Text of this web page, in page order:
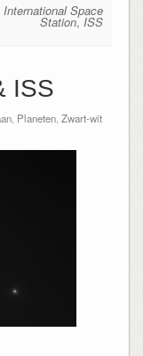
International Space
Station,ISS
ISS
Planeten Zwart-wit